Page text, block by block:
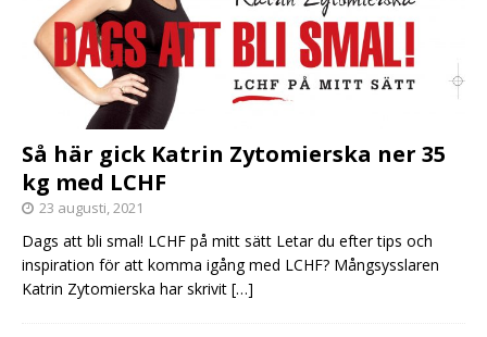
Så här gick Katrin Zytomierska ner 35
kg med LCHF
23 augusti, 2021
Dags att bli smal! LCHF på mitt sätt Letar du efter tips och
inspiration för att komma igång med LCHF? Mångsysslaren
Katrin Zytomierska har skrivit […]